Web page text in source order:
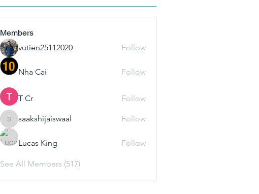
Members
vutien25112020
Follow
Nha Cai Follow
T Cr Follow
saakshijaiswaal
saakshijaiswaal Follow
Lucas King Follow
See All Members (517)